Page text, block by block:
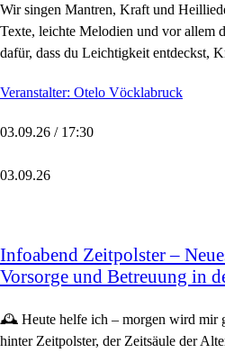
Wir singen Mantren, Kraft und
Texte, leichte Melodien und vor allem
dafür, dass du Leichtigkeit entdeckst,
Veranstalter: Otelo Vöcklabruck
03.09.26 / 17:30
03.09.26
Infoabend Zeitpolster –
Vorsorge und Betreuung in
🕰️ Heute helfe ich – morgen wird mir
hinter Zeitpolster, der Zeitsäule der